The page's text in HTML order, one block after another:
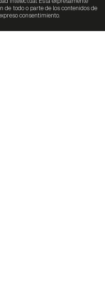
todo o parte de los contenidos de
consentimiento.